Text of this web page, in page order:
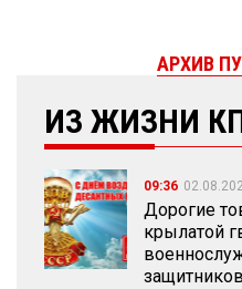
ИЗ ЖИЗНИ
09:36
Дорогие
крылатой
АРХИВ